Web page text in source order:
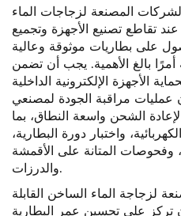
المصنعة لزجاجات الماء
تقاطع تصنيع الأجهزة وتجميع
على بطاريات موثوقة وعالية
بالغ الأهمية. يجب أن تضمن
الأجهزة الإلكترونية الداخلية
عمليات مراقبة الجودة لمصنعي
الشحن واسعة النطاق، بما
واختبار دورة البطارية،
وفحوصات المتانة على الأقمشة
والدرزات.
لزجاجة الماء الساخن القابلة
تركز على تحسين عمر البطارية